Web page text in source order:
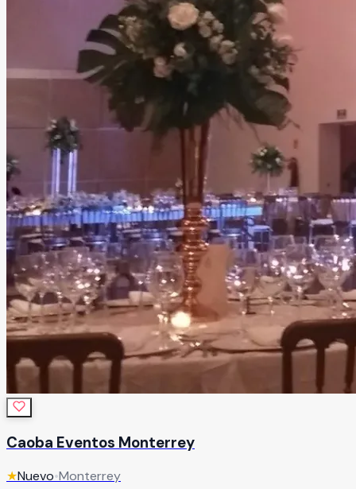
Caoba Eventos Monterrey
★Nuevo•Monterrey